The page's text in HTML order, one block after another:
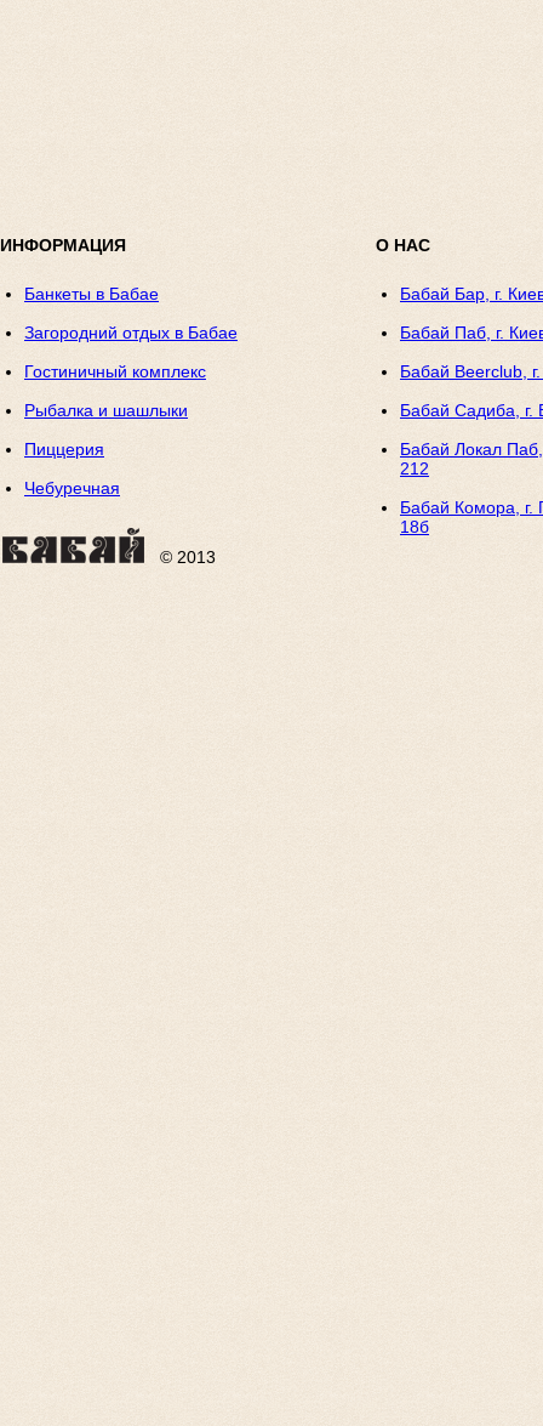
© 2013
ИНФОРМАЦИЯ
Банкеты в Бабае
Загородний отдых в Бабае
Гостиничный комплекс
Рыбалка и шашлыки
Пиццерия
Чебуречная
О НАС
Бабай Бар, г.
Бабай Паб, г.
Бабай Beerclub,
Бабай Садиба, г.
Бабай Локал
212
Бабай Комора, г.
18б